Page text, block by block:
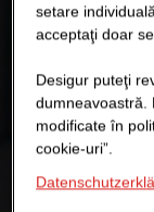
setare
acceptaţi doar
Desigur puteţi
dumneavoastră.
modificate în
cookie-uri”.